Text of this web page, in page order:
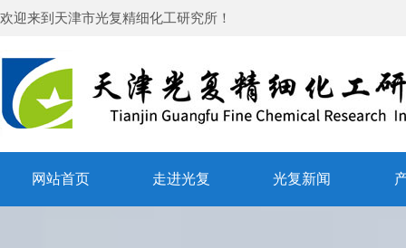
欢迎来到 天津市光复精细化工研究所 ！
网站首页 走进光复 光复新闻